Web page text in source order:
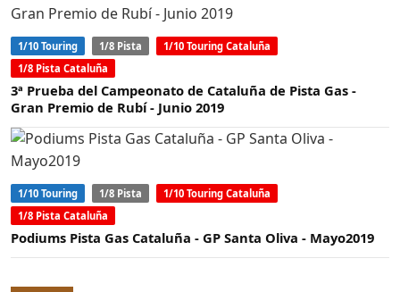
1/10 Touring 1/8 Pista
1/10 Touring Cataluña
1/8 Pista Cataluña
3ª Prueba del Campeonato de Cataluña de Pista Gas -
Gran Premio de Rubí - Junio 2019
1/10 Touring 1/8 Pista
1/10 Touring Cataluña
1/8 Pista Cataluña
Podiums Pista Gas Cataluña - GP Santa Oliva - Mayo2019